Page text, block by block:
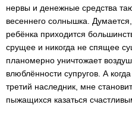
нервы и денежные средства
весеннего солнышка.
ребёнка приходится
срущее и никогда не спящее
планомерно уничтожает
влюблённости супругов. А
третий наследник, мне
пыжащихся казаться